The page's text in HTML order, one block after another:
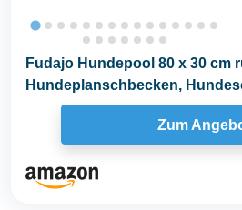
Fudajo Hundepool 80 x 30 cm
Hundeplanschbecken,
aus PVC...
Zum